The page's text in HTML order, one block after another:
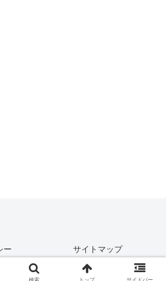
ー サイトマップ
© 2024 Recipe24.
検索 トップ サイドバー